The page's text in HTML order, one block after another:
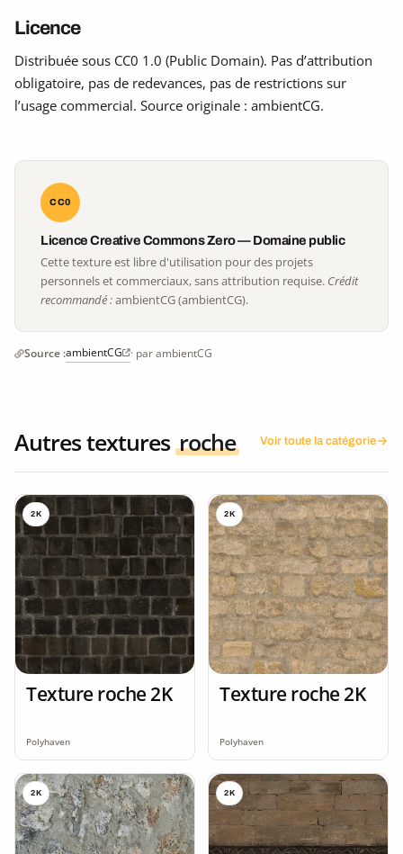
Licence
Distribuée sous CC0 1.0 (Public Domain). Pas d’attribution
obligatoire, pas de redevances, pas de restrictions sur
l’usage commercial. Source originale : ambientCG.
CC0
Licence Creative Commons Zero — Domaine public
Cette texture est libre d'utilisation pour des projets
personnels et commerciaux, sans attribution requise. Crédit
recommandé :ambientCG (ambientCG).
Source :ambientCG · par ambientCG
Autres textures roche Voir toute la catégorie
2K
Texture roche 2K
Polyhaven
2K
Texture roche 2K
Polyhaven
2K 2K